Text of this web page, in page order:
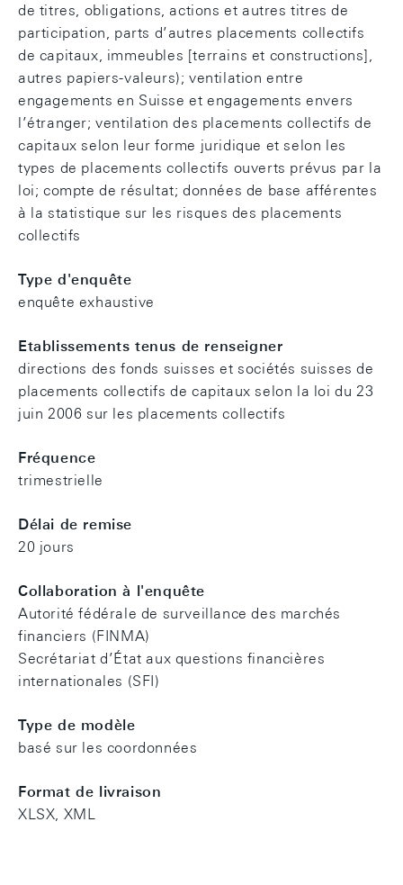
de titres, obligations, actions et autres titres de
participation, parts d’autres placements collectifs
de capitaux, immeubles [terrains et constructions],
autres papiers-valeurs); ventilation entre
engagements en Suisse et engagements envers
l’étranger; ventilation des placements collectifs de
capitaux selon leur forme juridique et selon les
types de placements collectifs ouverts prévus par la
loi; compte de résultat; données de base afférentes
à la statistique sur les risques des placements
collectifs
Type d'enquête
enquête exhaustive
Etablissements tenus de renseigner
directions des fonds suisses et sociétés suisses de
placements collectifs de capitaux selon la loi du 23
juin 2006 sur les placements collectifs
Fréquence
trimestrielle
Délai de remise
20 jours
Collaboration à l'enquête
Autorité fédérale de surveillance des marchés
financiers (FINMA)
Secrétariat d’État aux questions financières
internationales (SFI)
Type de modèle
basé sur les coordonnées
Format de livraison
XLSX, XML